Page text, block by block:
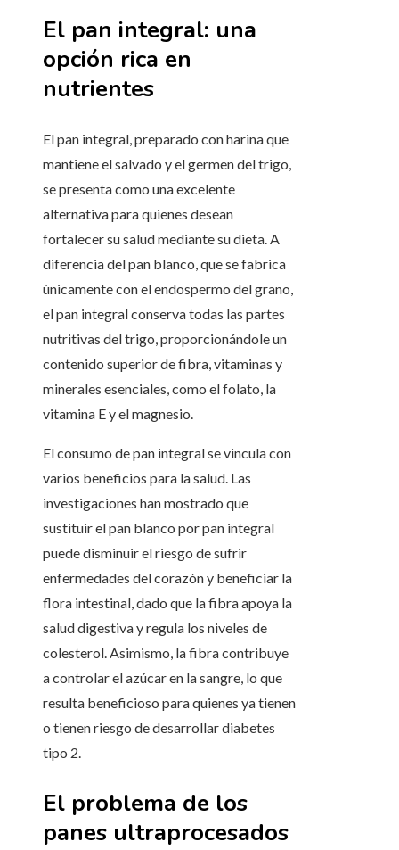
El pan integral: una
opción rica en
nutrientes
El pan integral, preparado con harina que
mantiene el salvado y el germen del trigo,
se presenta como una excelente
alternativa para quienes desean
fortalecer su salud mediante su dieta. A
diferencia del pan blanco, que se fabrica
únicamente con el endospermo del grano,
el pan integral conserva todas las partes
nutritivas del trigo, proporcionándole un
contenido superior de fibra, vitaminas y
minerales esenciales, como el folato, la
vitamina E y el magnesio.
El consumo de pan integral se vincula con
varios beneficios para la salud. Las
investigaciones han mostrado que
sustituir el pan blanco por pan integral
puede disminuir el riesgo de sufrir
enfermedades del corazón y beneficiar la
flora intestinal, dado que la fibra apoya la
salud digestiva y regula los niveles de
colesterol. Asimismo, la fibra contribuye
a controlar el azúcar en la sangre, lo que
resulta beneficioso para quienes ya tienen
o tienen riesgo de desarrollar diabetes
tipo 2.
El problema de los
panes ultraprocesados